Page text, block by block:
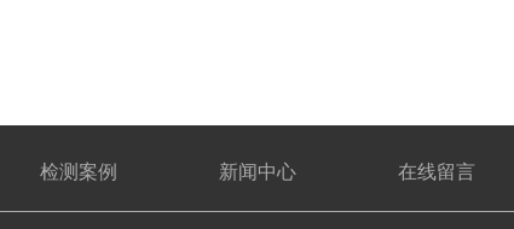
检测案例 新闻中心 在线留言